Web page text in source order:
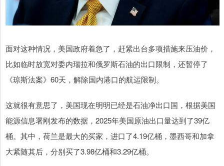
面对这种情况，美国政府着急了，赶紧出台多项措施来压油价，
比如临时放宽对委内瑞拉和俄罗斯石油的出口限制，还暂停了
《琼斯法案》60天，解除国内港口的航运限制。
这就很有意思了，美国现在明明已经是石油净出口国，根据美国
能源信息署刚发布的数据，2025年美国原油出口量达到了39亿
桶。其中，荷兰是最大的买家，进口了4.19亿桶，墨西哥和加拿
大紧随其后，分别买了3.98亿桶和3.29亿桶。